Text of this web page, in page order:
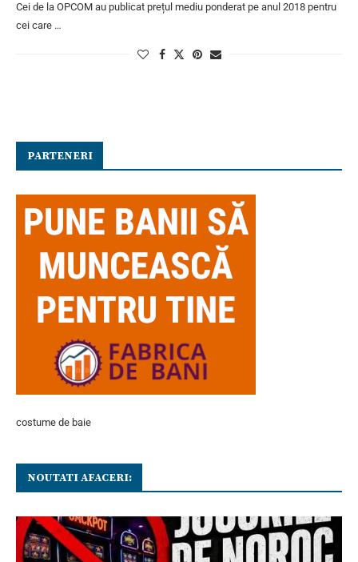
Cei de la OPCOM au publicat prețul mediu ponderat pe anul 2018 pentru
cei care …
PARTENERI
costume de baie
NOUTATI AFACERI: